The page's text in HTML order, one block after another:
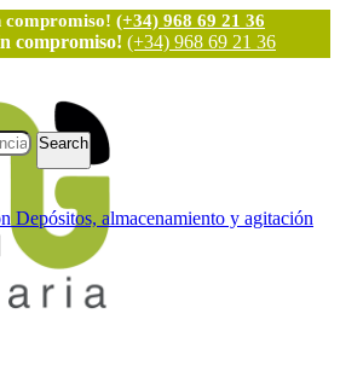
compromiso! (+34) 968 69 21 36
compromiso! (+34) 968 69 21 36
Search
Depósitos, almacenamiento y agitación